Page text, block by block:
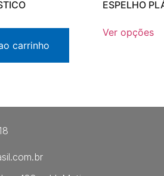
carrinho
ESPELHO
Ver opções